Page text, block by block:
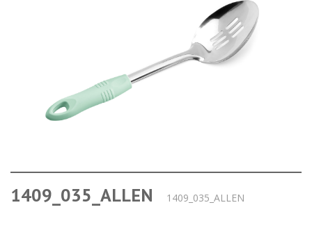
1409_035_ALLEN 1409_035_ALLEN